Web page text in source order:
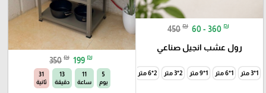
450 ₪ 60 - 360 ₪
رول عشب انجيل صناعي
1*3 متر 1*6 متر 1*9 متر 2*3 متر 2*6 متر
350 ₪ 199 ₪
5
يوم
11
ساعة
13
دقيقة
30
ثانية